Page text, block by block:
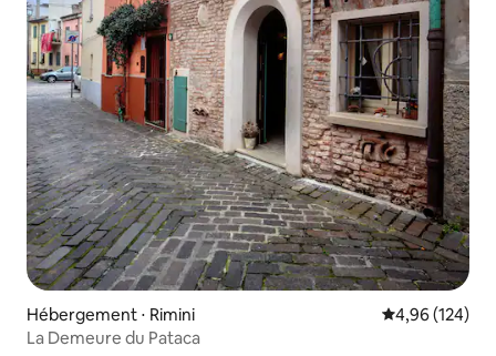
Hébergement ⋅ Rimini Évaluation
4,96 (124)
La Demeure du Pataca